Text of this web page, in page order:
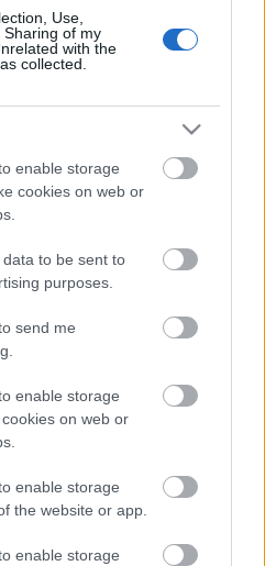
Use,
of my
with the
collected.
enable storage
cookies on web or
to be sent to
purposes.
send me
enable storage
on web or
enable storage
the website or app.
enable storage
Andrásképviseli a magyar
mint 100
játszott és mesehősöknek
a hangját pl. a Némó
rajzfilmekben. Mesét
Finnországból,
Franciaországból,
ír (azaz gél) nyelven
nyelven
hollandul
E. Ritter
Németországból.
szeptember 26-án a
soknyelvű mesenapot
utazhat majd!